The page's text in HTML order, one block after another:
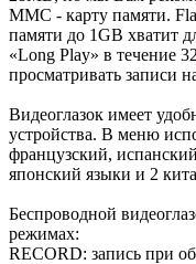
MMC - карту памяти.
памяти до 1GВ хватит
«Long Play» в течение
просматривать записи
Видеоглазок имеет
устройства. В меню
французский,
японский языки и 2
Беспроводной
режимах:
RECORD: запись при